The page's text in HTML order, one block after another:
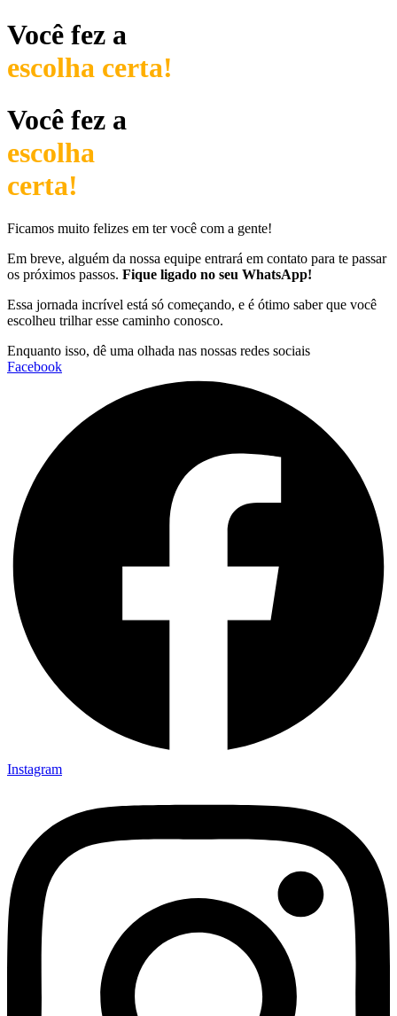
Você fez a
escolha certa!
Você fez a
escolha
certa!
Ficamos muito felizes em ter você com a gente!
Em breve, alguém da nossa equipe entrará em contato para te passar
os próximos passos. Fique ligado no seu WhatsApp!
Essa jornada incrível está só começando, e é ótimo saber que você
escolheu trilhar esse caminho conosco.
Enquanto isso, dê uma olhada nas nossas redes sociais
Facebook
Instagram